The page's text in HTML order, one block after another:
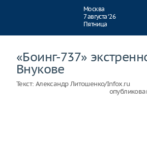
Москва
7 августа ‘26
Пятница
«Боинг-737»
Внукове
Текст: Александр Литошенко/Infox.ru